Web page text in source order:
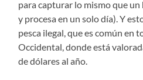
para capturar lo mismo que
y procesa en un solo día). Y
pesca ilegal, que es común en
Occidental, donde está
de dólares al año.